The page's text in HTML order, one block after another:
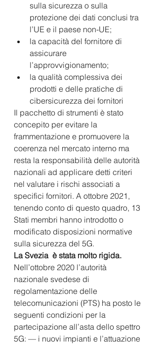
sulla sicurezza o sulla
protezione dei dati conclusi tra
la capacità del fornitore di
assicurare
la qualità complessiva dei
prodotti e delle pratiche di
cibersicurezza dei fornitori
Il pacchetto di strumenti è stato
concepito per evitare la
frammentazione e promuovere la
coerenza nel mercato interno ma
resta la responsabilità delle autorità
nazionali ad applicare detti criteri
nel valutare i rischi associati a
specifici fornitori. A ottobre 2021,
tenendo conto di questo quadro, 13
Stati membri hanno introdotto o
modificato disposizioni normative
La Svezia  è stata molto rigida.
Nell’ottobre 2020 l’autorità
nazionale svedese di
regolamentazione delle
telecomunicazioni (PTS) ha posto le
seguenti condizioni per la
partecipazione all’asta dello spettro
5G: — i nuovi impianti e l’attuazione